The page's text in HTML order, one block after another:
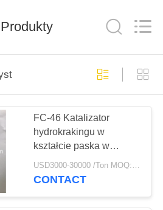
Produkty
FC-46 Katalizator
hydrokrakingu w
kształcie paska w
kształcie paska
chemicznego
USD3000-30000 /Ton MOQ:1 KG
CONTACT